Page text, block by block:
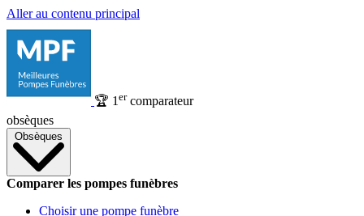
Aller au contenu principal
🏆 1 ercomparateur
obsèques
Obsèques
Comparer les pompes funèbres
Choisir une pompe funèbre